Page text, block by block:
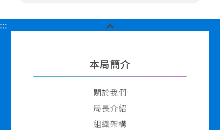
:::
頁
尾
本局簡介
關於我們
局長介紹
組織架構